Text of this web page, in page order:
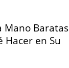
Mano
Hacer en Su